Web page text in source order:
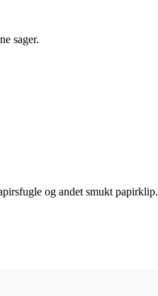
sager.
og andet smukt papirklip.